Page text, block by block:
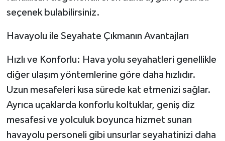
seçenek bulabilirsiniz.
Havayolu ile Seyahate Çıkmanın Avantajları
Hızlı ve Konforlu: Hava yolu seyahatleri genellikle
diğer ulaşım yöntemlerine göre daha hızlıdır.
Uzun mesafeleri kısa sürede kat etmenizi sağlar.
Ayrıca uçaklarda konforlu koltuklar, geniş diz
mesafesi ve yolculuk boyunca hizmet sunan
havayolu personeli gibi unsurlar seyahatinizi daha